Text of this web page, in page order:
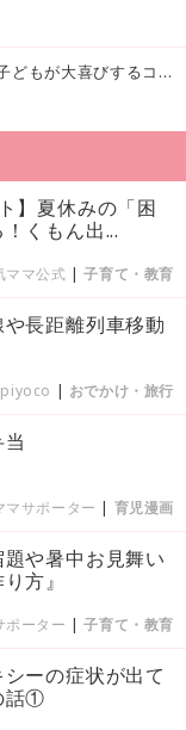
【おうち縁日】千本引きの作り方｜子どもが大喜びするコツやアイデア♪
】夏休みの「困
くもん出...
ママ公式 |子育て・教育
長距離列車移動
piyoco | おでかけ・旅行
サポーター | 育児漫画
題や暑中お見舞い
方』
ーター |子育て・教育
シーの症状が出て
話①